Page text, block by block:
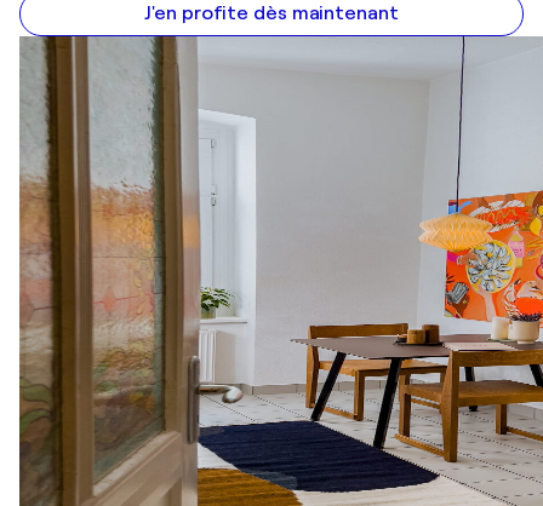
J'en profite dès maintenant